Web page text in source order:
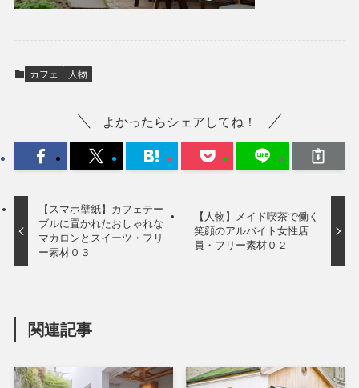
カフェ 人物
よかったらシェアしてね！
【スマホ壁紙】カフェテー
ブルに置かれたおしゃれな
マカロンとスイーツ・フリ
ー素材０３
【人物】メイド喫茶で働く
笑顔のアルバイト女性店
員・フリー素材０２
関連記事